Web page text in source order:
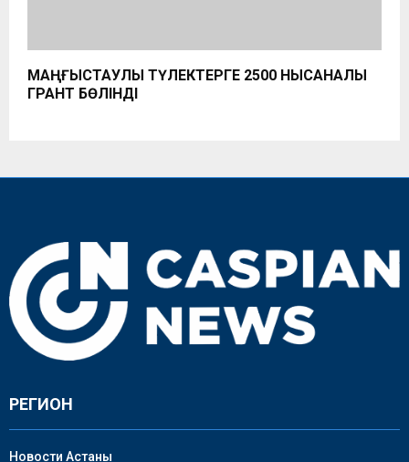
МАҢҒЫСТАУЛЫҚ ТҮЛЕКТЕРГЕ 2500 НЫСАНАЛЫ
ГРАНТ БӨЛІНДІ
РЕГИОН
Новости Астаны